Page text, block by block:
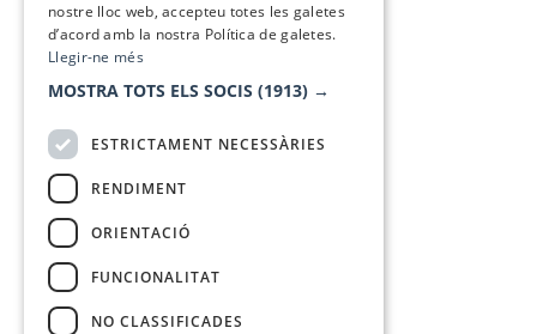
nostre lloc web, accepteu totes les galetes
d’acord amb la nostra Política de galetes.
Llegir-ne més
MOSTRA TOTS ELS SOCIS (1913) →
ESTRICTAMENT NECESSÀRIES
RENDIMENT
ORIENTACIÓ
FUNCIONALITAT
NO CLASSIFICADES